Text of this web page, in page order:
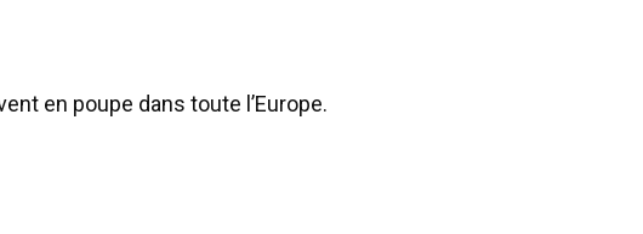
en poupe dans toute l’Europe.